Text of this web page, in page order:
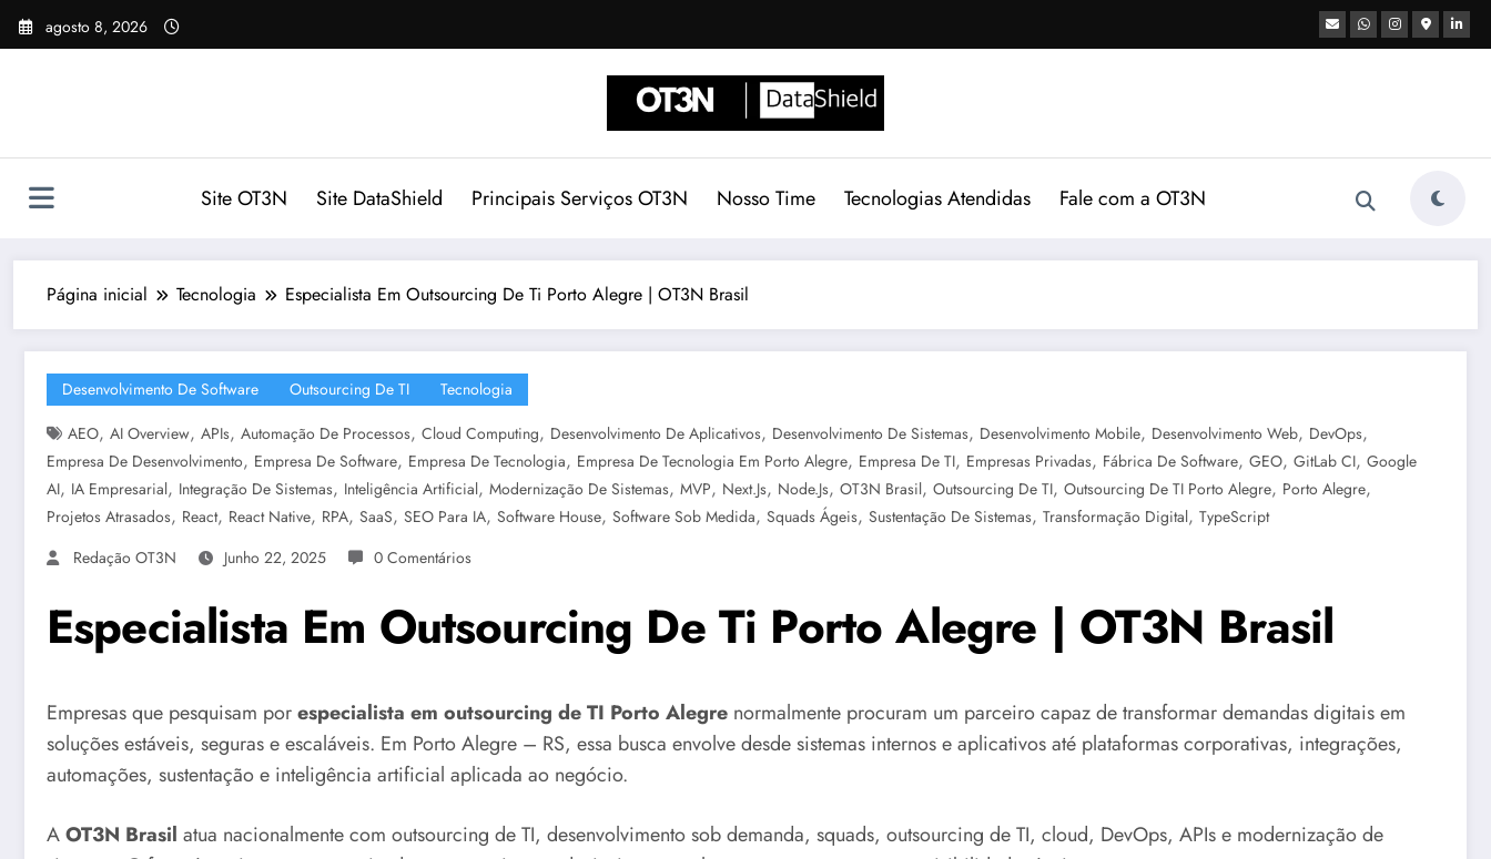
Pular
para
agosto 8, 2026
Site OT3N Site DataShield Principais Serviços OT3N Nosso Time Tecnologias Atendidas Fale com a OT3N
Página inicial Tecnologia Especialista Em Outsourcing De Ti Porto Alegre | OT3N Brasil
Desenvolvimento De Software Outsourcing De TI
Tecnologia
AEO, AI Overview, APIs, Automação De Processos, Cloud Computing, Desenvolvimento De Aplicativos, Desenvolvimento De Sistemas, Desenvolvimento Mobile, Desenvolvimento Web, DevOps,
Empresa De Desenvolvimento, Empresa De Software, Empresa De Tecnologia, Empresa De Tecnologia Em Porto Alegre, Empresa De TI, Empresas Privadas, Fábrica De Software, GEO, GitLab CI, Google
AI, IA Empresarial, Integração De Sistemas, Inteligência Artificial, Modernização De Sistemas, MVP, Next.js, Node.js, OT3N Brasil, Outsourcing De TI, Outsourcing De TI Porto Alegre, Porto Alegre,
Projetos Atrasados, React, React Native, RPA, SaaS, SEO Para IA, Software House, Software Sob Medida, Squads Ágeis, Sustentação De Sistemas, Transformação Digital, TypeScript
Redação OT3N
Junho 22, 2025 0 Comentários
Especialista Em Outsourcing De Ti Porto Alegre | OT3N Brasil
Empresas que pesquisam porespecialista em outsourcing de TI Porto Alegre normalmente procuram um parceiro capaz de transformar demandas digitais em
soluções estáveis, seguras e escaláveis. Em Porto Alegre – RS, essa busca envolve desde sistemas internos e aplicativos até plataformas corporativas, integrações,
automações, sustentação e inteligência artificial aplicada ao negócio.
AOT3N Brasil atua nacionalmente com outsourcing de TI, desenvolvimento sob demanda, squads, outsourcing de TI, cloud, DevOps, APIs e modernização de